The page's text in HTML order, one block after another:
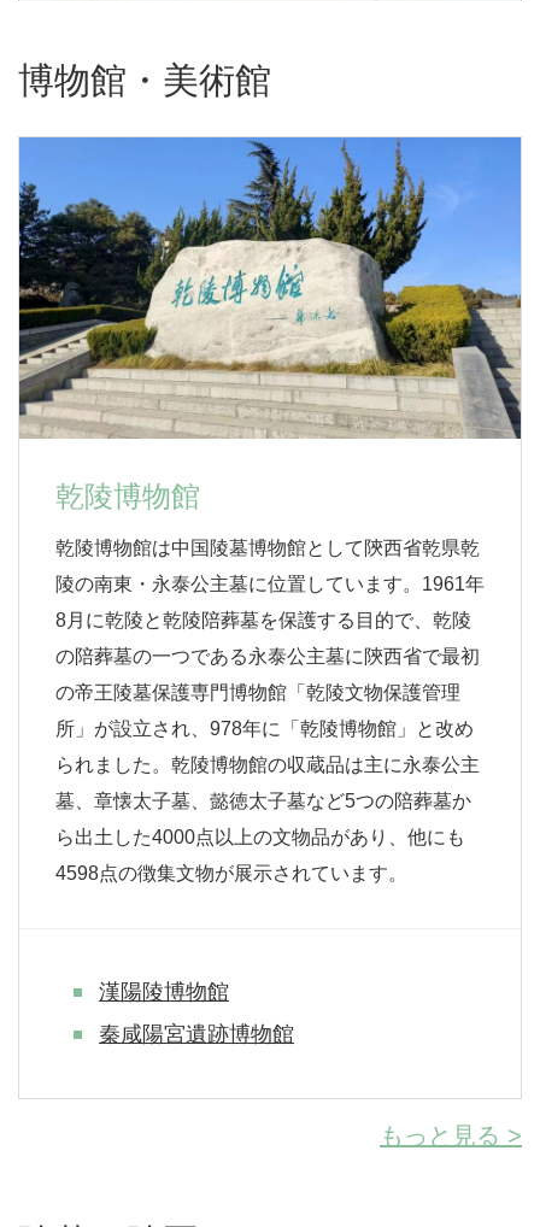
博物館・美術館
乾陵博物館
乾陵博物館は中国陵墓博物館として陝西省乾県乾
陵の南東・永泰公主墓に位置しています。1961年
8月に乾陵と乾陵陪葬墓を保護する目的で、乾陵
の陪葬墓の一つである永泰公主墓に陝西省で最初
の帝王陵墓保護専門博物館「乾陵文物保護管理
所」が設立され、978年に「乾陵博物館」と改め
られました。乾陵博物館の収蔵品は主に永泰公主
墓、章懐太子墓、懿徳太子墓など5つの陪葬墓か
ら出土した4000点以上の文物品があり、他にも
4598点の徴集文物が展示されています。
漢陽陵博物館
秦咸陽宮遺跡博物館
もっと見る >